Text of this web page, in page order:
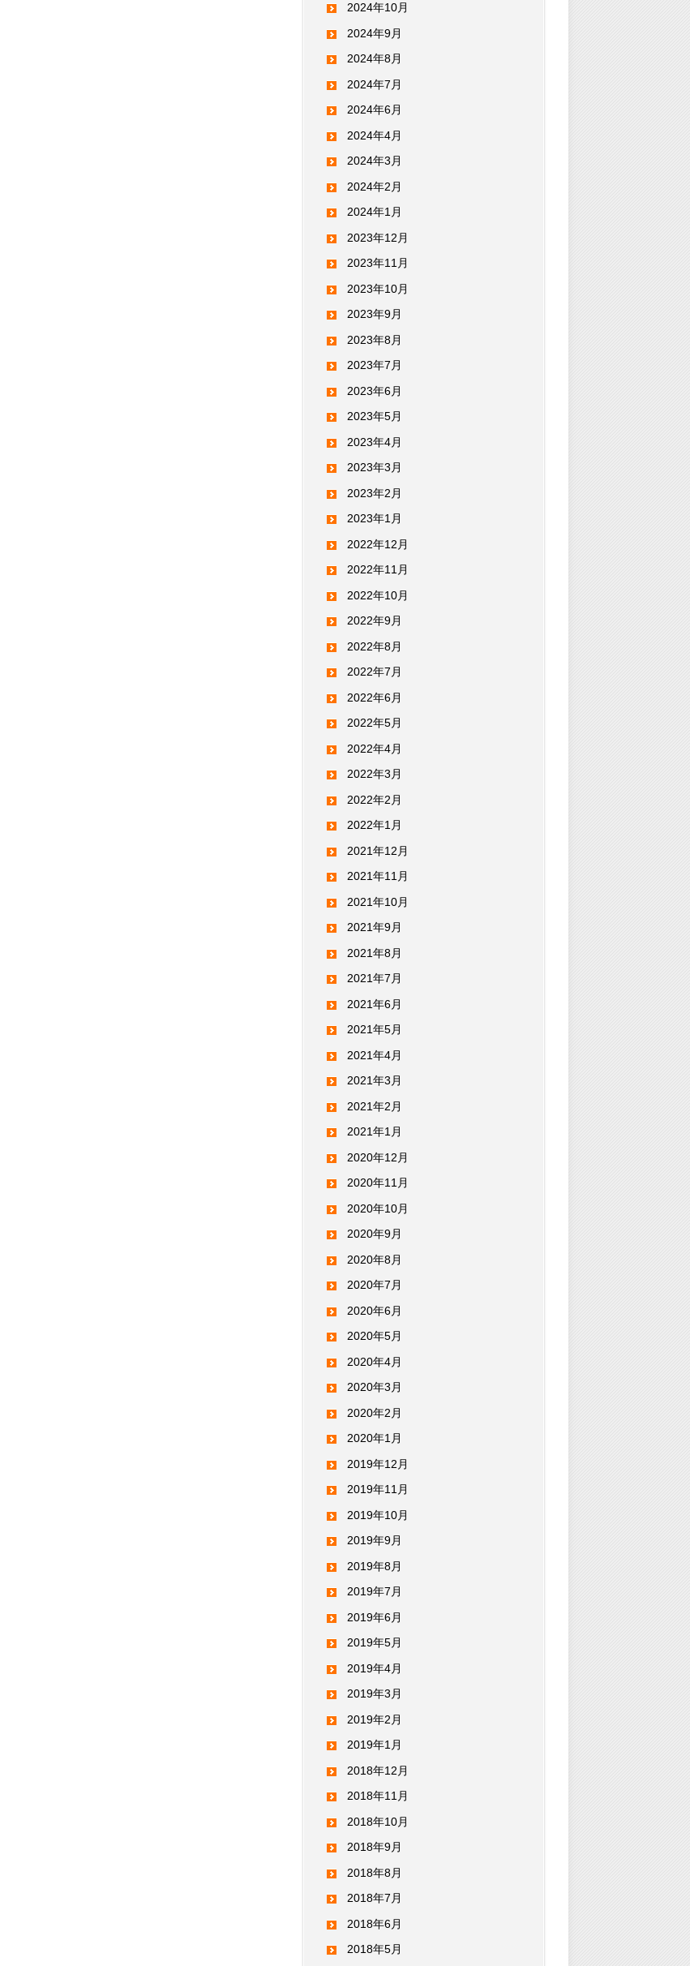
2024年10月
2024年9月
2024年8月
2024年7月
2024年6月
2024年4月
2024年3月
2024年2月
2024年1月
2023年12月
2023年11月
2023年10月
2023年9月
2023年8月
2023年7月
2023年6月
2023年5月
2023年4月
2023年3月
2023年2月
2023年1月
2022年12月
2022年11月
2022年10月
2022年9月
2022年8月
2022年7月
2022年6月
2022年5月
2022年4月
2022年3月
2022年2月
2022年1月
2021年12月
2021年11月
2021年10月
2021年9月
2021年8月
2021年7月
2021年6月
2021年5月
2021年4月
2021年3月
2021年2月
2021年1月
2020年12月
2020年11月
2020年10月
2020年9月
2020年8月
2020年7月
2020年6月
2020年5月
2020年4月
2020年3月
2020年2月
2020年1月
2019年12月
2019年11月
2019年10月
2019年9月
2019年8月
2019年7月
2019年6月
2019年5月
2019年4月
2019年3月
2019年2月
2019年1月
2018年12月
2018年11月
2018年10月
2018年9月
2018年8月
2018年7月
2018年6月
2018年5月